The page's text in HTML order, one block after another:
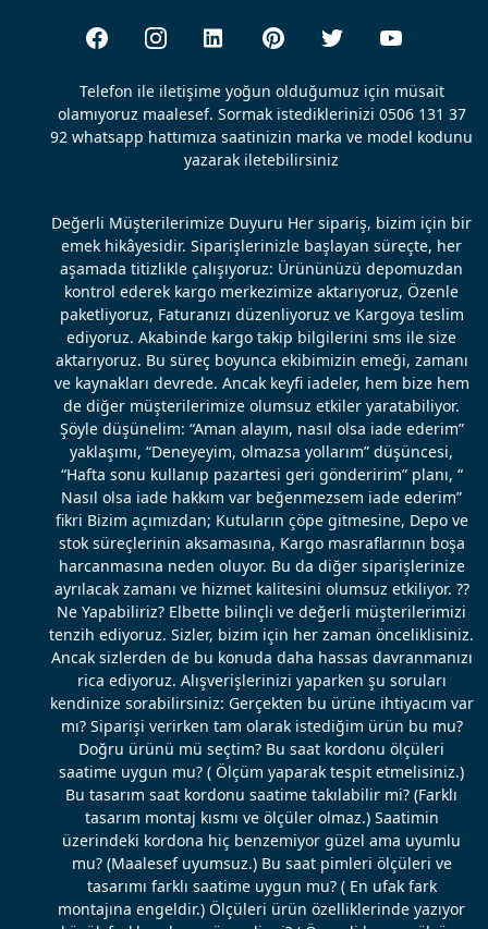
Telefon ile iletişime yoğun olduğumuz için müsait
olamıyoruz maalesef. Sormak istediklerinizi 0506 131 37
92 whatsapp hattımıza saatinizin marka ve model kodunu
yazarak iletebilirsiniz
Değerli Müşterilerimize Duyuru Her sipariş, bizim için bir
emek hikâyesidir. Siparişlerinizle başlayan süreçte, her
aşamada titizlikle çalışıyoruz: Ürününüzü depomuzdan
kontrol ederek kargo merkezimize aktarıyoruz, Özenle
paketliyoruz, Faturanızı düzenliyoruz ve Kargoya teslim
ediyoruz. Akabinde kargo takip bilgilerini sms ile size
aktarıyoruz. Bu süreç boyunca ekibimizin emeği, zamanı
ve kaynakları devrede. Ancak keyfi iadeler, hem bize hem
de diğer müşterilerimize olumsuz etkiler yaratabiliyor.
Şöyle düşünelim: “Aman alayım, nasıl olsa iade ederim”
yaklaşımı, “Deneyeyim, olmazsa yollarım” düşüncesi,
“Hafta sonu kullanıp pazartesi geri gönderirim” planı, “
Nasıl olsa iade hakkım var beğenmezsem iade ederim”
fikri Bizim açımızdan; Kutuların çöpe gitmesine, Depo ve
stok süreçlerinin aksamasına, Kargo masraflarının boşa
harcanmasına neden oluyor. Bu da diğer siparişlerinize
ayrılacak zamanı ve hizmet kalitesini olumsuz etkiliyor. ??
Ne Yapabiliriz? Elbette bilinçli ve değerli müşterilerimizi
tenzih ediyoruz. Sizler, bizim için her zaman önceliklisiniz.
Ancak sizlerden de bu konuda daha hassas davranmanızı
rica ediyoruz. Alışverişlerinizi yaparken şu soruları
kendinize sorabilirsiniz: Gerçekten bu ürüne ihtiyacım var
mı? Siparişi verirken tam olarak istediğim ürün bu mu?
Doğru ürünü mü seçtim? Bu saat kordonu ölçüleri
saatime uygun mu? ( Ölçüm yaparak tespit etmelisiniz.)
Bu tasarım saat kordonu saatime takılabilir mi? (Farklı
tasarım montaj kısmı ve ölçüler olmaz.) Saatimin
üzerindeki kordona hiç benzemiyor güzel ama uyumlu
mu? (Maalesef uyumsuz.) Bu saat pimleri ölçüleri ve
tasarımı farklı saatime uygun mu? ( En ufak fark
montajına engeldir.) Ölçüleri ürün özelliklerinde yazıyor